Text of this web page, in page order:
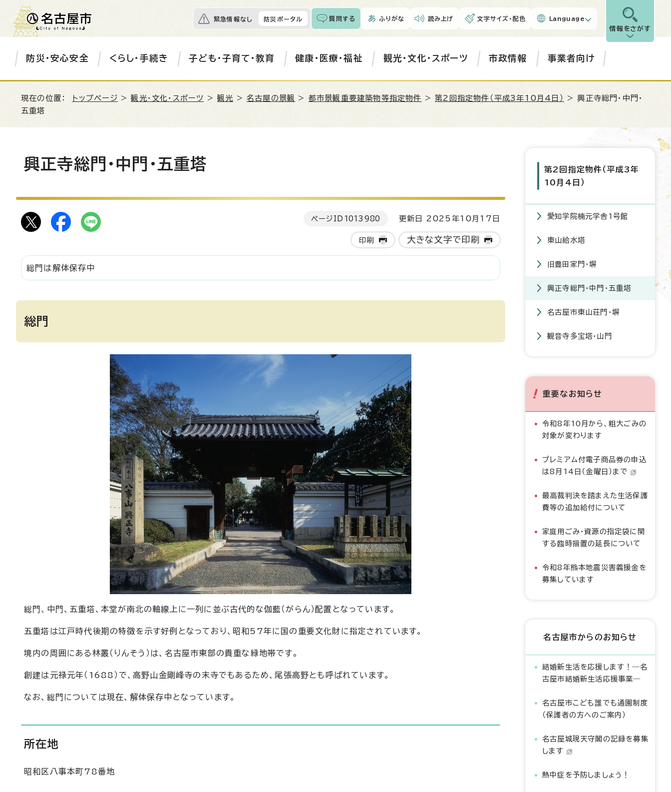
緊急情報なし 防災ポータル 質問する ふりがな 読み上げ 文字サイズ・配色 Language
情報をさがす
防災・安心安全 くらし・手続き 子ども・子育て・教育 健康・医療・福祉 観光・文化・スポーツ 市政情報 事業者向け
現在の位置： トップページ >観光・文化・スポーツ >観光 >名古屋の景観 > 都市景観重要建築物等指定物件 >第2回指定物件（平成3年10月4日）
> 興正寺総門・中門・
五重塔
興正寺総門・中門・五重塔
ページID 1013980 更新日 2025年10月17日
印刷 大きな文字で印刷
総門は解体保存中
総門
総門、中門、五重塔、本堂が南北の軸線上に一列に並ぶ古代的な伽藍（がらん）配置となっています。
五重塔は江戸時代後期の特徴を示す好例となっており、昭和57年に国の重要文化財に指定されています。
境内の周囲にある林叢（りんそう）は、名古屋市東部の貴重な緑地帯です。
創建は元禄元年（1688）で、高野山金剛峰寺の末寺でもあるため、尾張高野とも呼ばれています。
なお、総門については現在、解体保存中となっています。
所在地
昭和区八事本町78番地
第2回指定物件（平成3年
10月4日）
愛知学院楠元学舎1号館
東山給水塔
旧豊田家門・塀
興正寺総門・中門・五重塔
名古屋市東山荘門・塀
観音寺多宝塔・山門
重要なお知らせ
令和8年10月から、粗大ごみの
対象が変わります
プレミアム付電子商品券の申込
は8月14日（金曜日）まで
最高裁判決を踏まえた生活保護
費等の追加給付について
家庭用ごみ・資源の指定袋に関
する臨時措置の延長について
令和8年熊本地震災害義援金を
募集しています
名古屋市からのお知らせ
結婚新生活を応援します！―名
古屋市結婚新生活応援事業―
名古屋市こども誰でも通園制度
（保護者の方へのご案内）
名古屋城現天守閣の記録を募集
します
熱中症を予防しましょう！